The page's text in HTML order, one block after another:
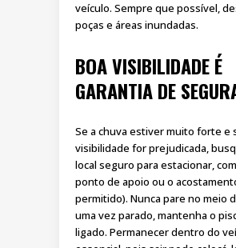
veículo. Sempre que possível,
poças e áreas inundadas.
BOA VISIBILIDADE É
GARANTIA DE
Se a chuva estiver muito forte e
visibilidade for prejudicada,
local seguro para estacionar,
ponto de apoio ou o
permitido). Nunca pare no meio
uma vez parado, mantenha o
ligado. Permanecer dentro do